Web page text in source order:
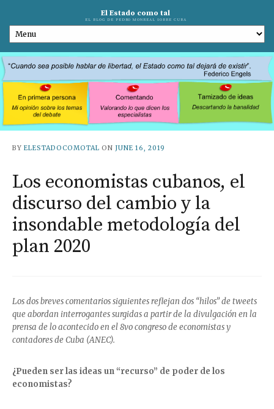
El Estado como tal
EL BLOG DE PEDRO MONREAL SOBRE CUBA
BY ELESTADOCOMOTAL ON JUNE 16, 2019
Los economistas cubanos, el
discurso del cambio y la
insondable metodología del
plan 2020
Los dos breves comentarios siguientes reflejan dos “hilos” de tweets
que abordan interrogantes surgidas a partir de la divulgación en la
prensa de lo acontecido en el 8vo congreso de economistas y
contadores de Cuba (ANEC).
¿Pueden ser las ideas un “recurso” de poder de los
economistas?